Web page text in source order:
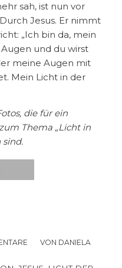
sah, ist nun vor
Jesus. Er nimmt
„Ich bin da, mein
und du wirst
meine Augen mit
Mein Licht in der
die für ein
Thema „Licht in
VON DANIELA